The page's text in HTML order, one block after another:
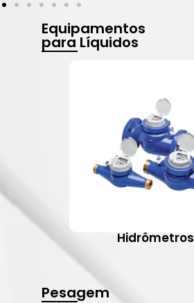
Equipamentos
para Líquidos
Hidrômetros
Pesagem